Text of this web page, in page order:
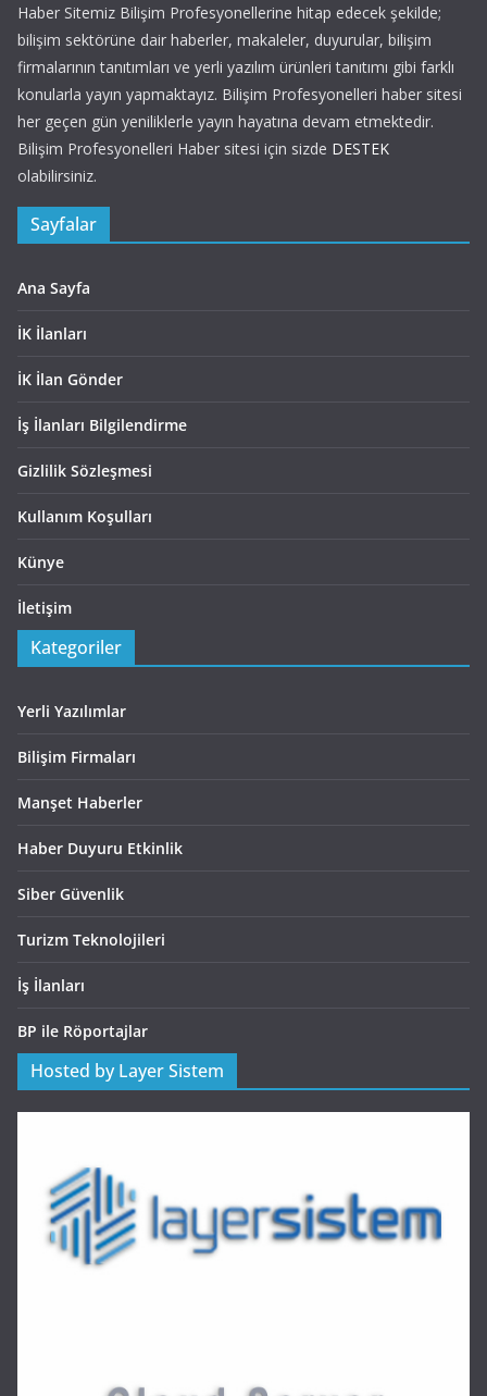
Haber Sitemiz Bilişim Profesyonellerine hitap edecek şekilde;
bilişim sektörüne dair haberler, makaleler, duyurular, bilişim
firmalarının tanıtımları ve yerli yazılım ürünleri tanıtımı gibi farklı
konularla yayın yapmaktayız. Bilişim Profesyonelleri haber sitesi
her geçen gün yeniliklerle yayın hayatına devam etmektedir.
Bilişim Profesyonelleri Haber sitesi için sizde DESTEK
olabilirsiniz.
Sayfalar
Ana Sayfa
İK İlanları
İK İlan Gönder
İş İlanları Bilgilendirme
Gizlilik Sözleşmesi
Kullanım Koşulları
Künye
İletişim
Kategoriler
Yerli Yazılımlar
Bilişim Firmaları
Manşet Haberler
Haber Duyuru Etkinlik
Siber Güvenlik
Turizm Teknolojileri
İş İlanları
BP ile Röportajlar
Hosted by Layer Sistem